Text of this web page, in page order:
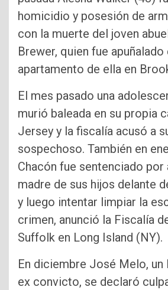
homicidio y posesión de
con la muerte del joven
Brewer, quien fue apuñalado
apartamento de ella en
El mes pasado una
murió baleada en su propia
Jersey y la fiscalía acusó a
sospechoso. También en
Chacón fue sentenciado por
madre de sus hijos delante
y luego intentar limpiar la
crimen, anunció la Fiscalía
Suffolk en Long Island (NY).
En diciembre José Melo, un
ex convicto, se declaró